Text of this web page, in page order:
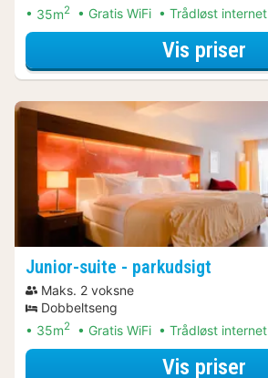
35m2 Gratis WiFi Trådløst internet
Vis priser
Junior-suite - parkudsigt
Maks. 2 voksne
Dobbeltseng
35m2 Gratis WiFi Trådløst internet
Vis priser